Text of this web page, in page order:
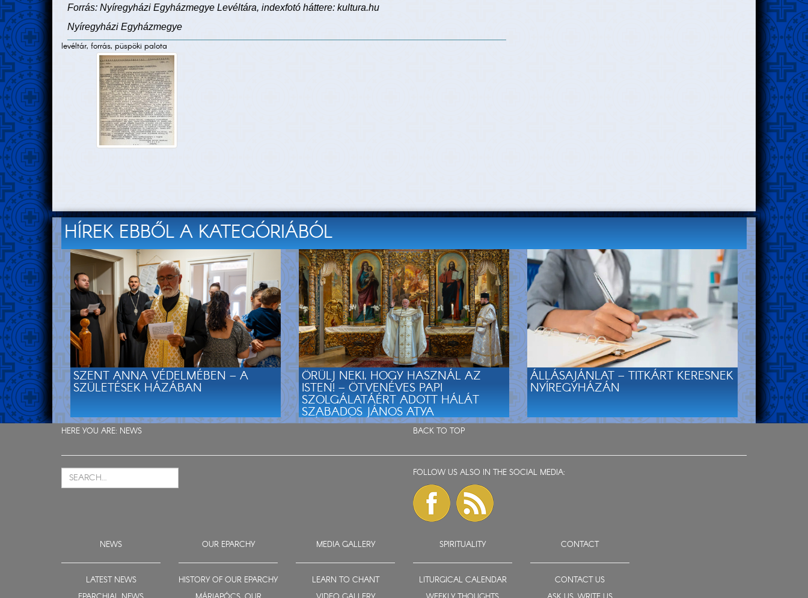
Forrás: Nyíregyházi Egyházmegye Levéltára, indexfotó háttere: kultura.hu
Nyíregyházi Egyházmegye
levéltár, forrás, püspöki palota
HÍREK EBBŐL A KATEGÓRIÁBÓL
SZENT ANNA VÉDELMÉBEN – A
SZÜLETÉSEK HÁZÁBAN
ÖRÜLJ NEKI, HOGY HASZNÁL AZ
ISTEN! – ÖTVENÉVES PAPI
SZOLGÁLATÁÉRT ADOTT HÁLÁT
SZABADOS JÁNOS ATYA
MÁRIAPÓCSON
ÁLLÁSAJÁNLAT – TITKÁRT KERESNEK
NYÍREGYHÁZÁN
HERE YOU ARE: NEWS BACK TO TOP
FOLLOW US ALSO IN THE SOCIAL MEDIA:
NEWS
LATEST NEWS
OUR EPARCHY
HISTORY OF OUR EPARCHY
MEDIA GALLERY
LEARN TO CHANT
SPIRITUALITY
LITURGICAL CALENDAR
CONTACT
CONTACT US